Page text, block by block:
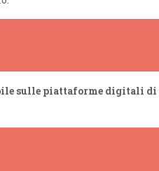
sulle piattaforme digitali di